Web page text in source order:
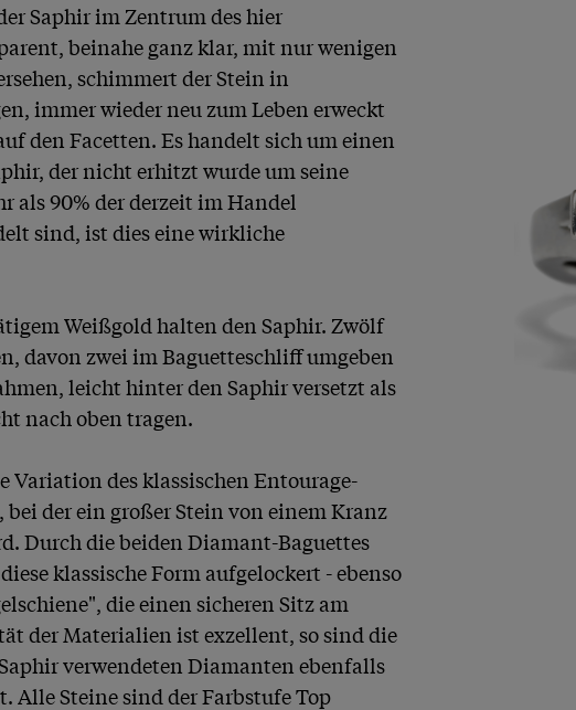
Saphir im Zentrum des hier
beinahe ganz klar, mit nur wenigen
schimmert der Stein in
immer wieder neu zum Leben erweckt
den Facetten. Es handelt sich um einen
der nicht erhitzt wurde um seine
als 90% der derzeit im Handel
sind, ist dies eine wirkliche
Weißgold halten den Saphir. Zwölf
davon zwei im Baguetteschliff umgeben
leicht hinter den Saphir versetzt als
nach oben tragen.
Variation des klassischen Entourage-
der ein großer Stein von einem Kranz
Durch die beiden Diamant-Baguettes
klassische Form aufgelockert - ebenso
die einen sicheren Sitz am
der Materialien ist exzellent, so sind die
verwendeten Diamanten ebenfalls
Alle Steine sind der Farbstufe Top